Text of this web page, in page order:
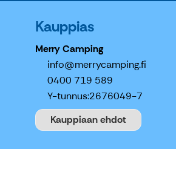
Kauppias
Merry Camping
info@merrycamping.fi
0400 719 589
Y-tunnus:2676049-7
Kauppiaan ehdot